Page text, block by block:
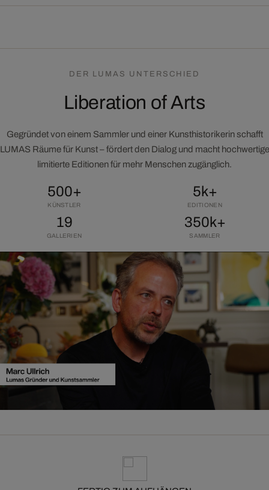
DER LUMAS UNTERSCHIED
Liberation of Arts
Gegründet von einem Sammler und einer Kunsthistorikerin schafft
LUMAS Räume für Kunst – fördert den Dialog und macht hochwertige
limitierte Editionen für mehr Menschen zugänglich.
500+
KÜNSTLER
5k+
EDITIONEN
19
GALLERIEN
350k+
SAMMLER